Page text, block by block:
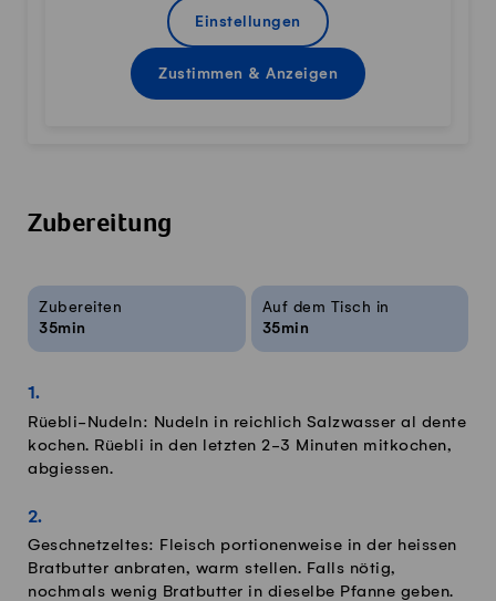
Einstellungen
Zustimmen & Anzeigen
Zubereitung
Rezeptinfos
Zubereiten
35min
Auf dem Tisch in
35min
Rüebli-Nudeln: Nudeln in reichlich Salzwasser al dente
kochen. Rüebli in den letzten 2-3 Minuten mitkochen,
abgiessen.
Geschnetzeltes: Fleisch portionenweise in der heissen
Bratbutter anbraten, warm stellen. Falls nötig,
nochmals wenig Bratbutter in dieselbe Pfanne geben.